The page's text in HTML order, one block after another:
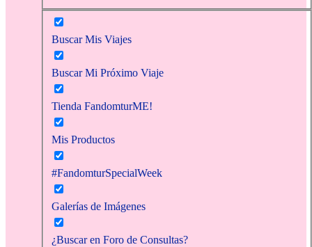
Buscar Mis Viajes
Buscar Mi Próximo Viaje
Tienda FandomturME!
Mis Productos
#FandomturSpecialWeek
Galerías de Imágenes
¿Buscar en Foro de Consultas?